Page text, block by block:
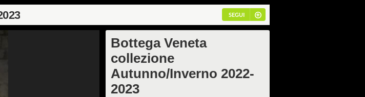
SEGUI
Bottega Veneta
collezione
Autunno/Inverno 2022-
2023